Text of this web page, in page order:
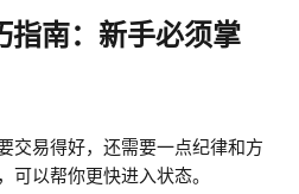
指南：新手必须掌
交易得好，还需要一点纪律和方
可以帮你更快进入状态。